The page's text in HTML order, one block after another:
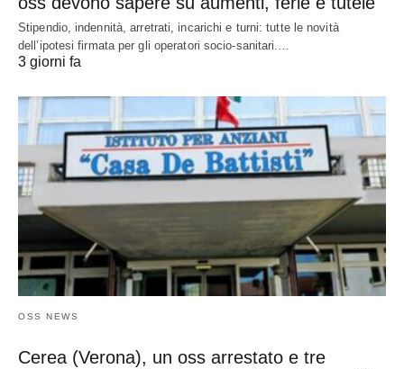
Stipendio, indennità, arretrati, incarichi e turni: tutte le novità
dell’ipotesi firmata per gli operatori socio-sanitari.…
3 giorni fa
OSS NEWS
Cerea (Verona), un oss arrestato e tre